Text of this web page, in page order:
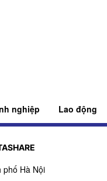
nghiệp Lao động
Hà Nội